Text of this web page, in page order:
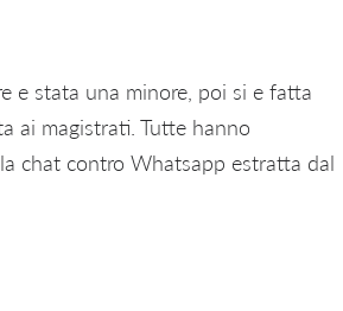
e stata una minore, poi si e fatta
ai magistrati. Tutte hanno
chat contro Whatsapp estratta dal